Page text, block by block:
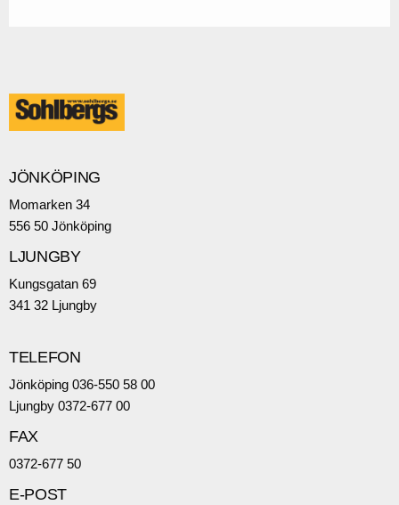
JÖNKÖPING
Momarken 34
556 50 Jönköping
LJUNGBY
Kungsgatan 69
341 32 Ljungby
TELEFON
Jönköping 036-550 58 00
Ljungby 0372-677 00
FAX
0372-677 50
E-POST